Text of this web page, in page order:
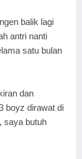
balik lagi
antri nanti
satu bulan
dan
boyz dirawat di
saya butuh